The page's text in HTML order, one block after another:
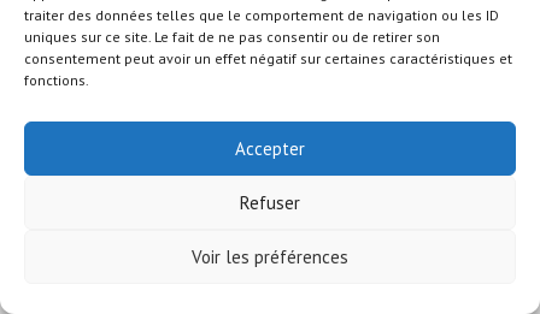
traiter des données telles que le comportement de navigation ou les ID
uniques sur ce site. Le fait de ne pas consentir ou de retirer son
consentement peut avoir un effet négatif sur certaines caractéristiques et
fonctions.
Accepter
Refuser
Voir les préférences